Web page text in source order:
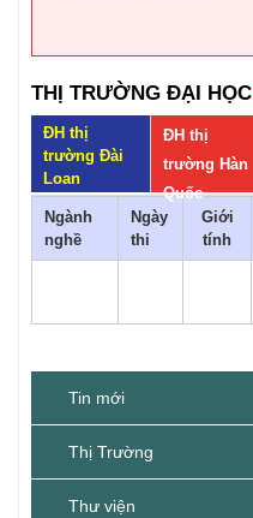
THỊ TRƯỜNG ĐẠI HỌC
ĐH thị
trường Đài
Loan
ĐH thị
trường Hàn
Quốc
Ngành
nghề
Ngày
thi
Giới
tính
Tin mới
Thị Trường
Thư viện